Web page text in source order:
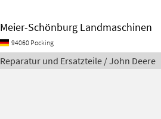
Meier-Schönburg Landmaschinen
94060 Pocking
Reparatur und Ersatzteile / John Deere